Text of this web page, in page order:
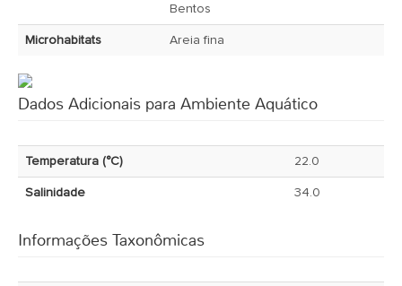
Bentos
Microhabitats Areia fina
Dados Adicionais para Ambiente Aquático
Temperatura (°C) 22.0
Salinidade 34.0
Informações Taxonômicas